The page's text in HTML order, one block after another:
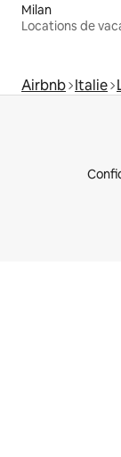
Milan
Locations de
Airbnb Italie